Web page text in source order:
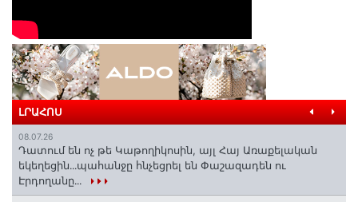
ԼՐԱՀՈՍ
08.07.26
Դատում են ոչ թե Կաթողիկոսին, այլ Հայ Առաքելական
եկեղեցին․․․պահանջը հնչեցրել են Փաշազադեն ու
Էրդողանը․․․